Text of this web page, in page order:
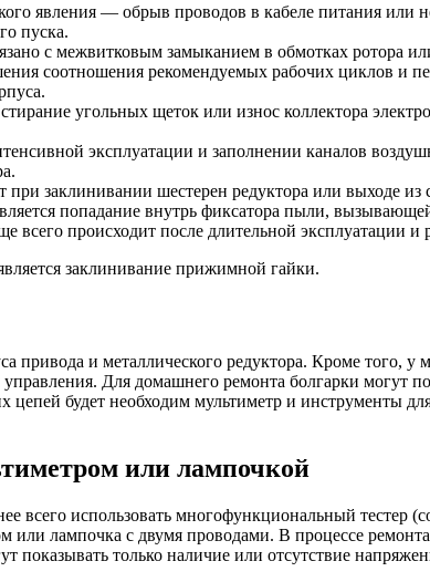
явления — обрыв проводов в кабеле питания или
пуска.
с межвитковым замыканием в обмотках ротора
соотношения рекомендуемых рабочих циклов и
угольных щеток или износ коллектора
эксплуатации и заполнении каналов
заклинивании шестерен редуктора или выходе из
попадание внутрь фиксатора пыли,
происходит после длительной эксплуатации и
заклинивание прижимной гайки.
и металлического редуктора. Кроме того,
Для домашнего ремонта болгарки могут
будет необходим мультиметр и инструменты
или лампочкой
всего использовать многофункциональный
или лампочка с двумя проводами. В процессе
показывать только наличие или отсутствие